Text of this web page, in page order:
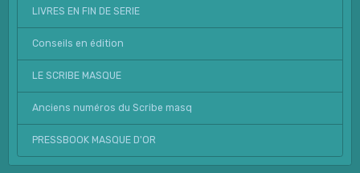
LIVRES EN FIN DE SERIE
Conseils en édition
LE SCRIBE MASQUE
Anciens numéros du Scribe masq
PRESSBOOK MASQUE D'OR